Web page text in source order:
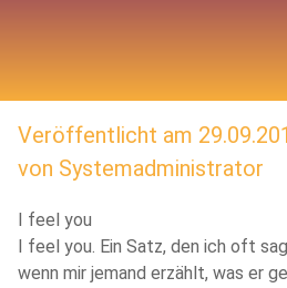
Veröffentlicht am
von Systemadministrator
I feel you
I feel you. Ein Satz, den ich oft
wenn mir jemand erzählt, was er